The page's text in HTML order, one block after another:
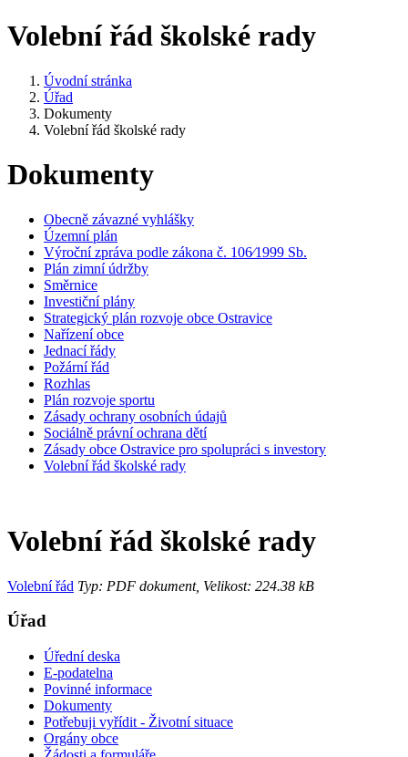
Volební řád školské rady
Úvodní stránka
Úřad
Dokumenty
Volební řád školské rady
Dokumenty
Obecně závazné vyhlášky
Územní plán
Výroční zpráva podle zákona č. 106⁄1999 Sb.
Plán zimní údržby
Směrnice
Investiční plány
Strategický plán rozvoje obce Ostravice
Nařízení obce
Jednací řády
Požární řád
Rozhlas
Plán rozvoje sportu
Zásady ochrany osobních údajů
Sociálně právní ochrana dětí
Zásady obce Ostravice pro spolupráci s investory
Volební řád školské rady
Volební řád školské rady
Volební řád Typ: PDF dokument, Velikost: 224.38 kB
Úřad
Úřední deska
E-podatelna
Povinné informace
Dokumenty
Potřebuji vyřídit - Životní situace
Orgány obce